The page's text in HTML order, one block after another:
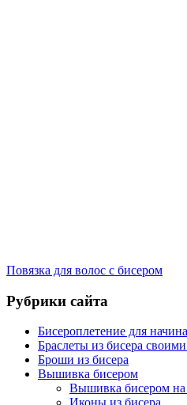
Повязка для волос с бисером
Рубрики сайта
Бисероплетение для
Браслеты из бисера
Броши из бисера
Вышивка бисером
Вышивка бисером на